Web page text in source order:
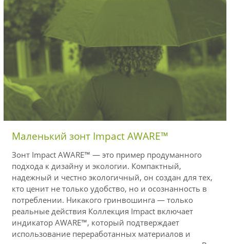
Маленький зонт Impact AWARE™
Зонт Impact AWARE™ — это пример продуманного
подхода к дизайну и экологии. Компактный,
надежный и честно экологичный, он создан для тех,
кто ценит не только удобство, но и осознанность в
потреблении. Никакого гринвошинга — только
реальные действия Коллекция Impact включает
индикатор AWARE™, который подтверждает
использование переработанных материалов и